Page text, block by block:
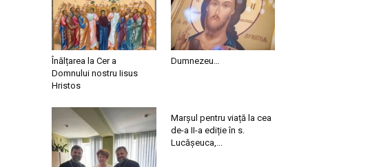
Înălțarea la Cer a
Domnului nostru Iisus
Hristos
Dumnezeu…
Marșul pentru viață la cea
de-a II-a ediție în s.
Lucășeuca,...